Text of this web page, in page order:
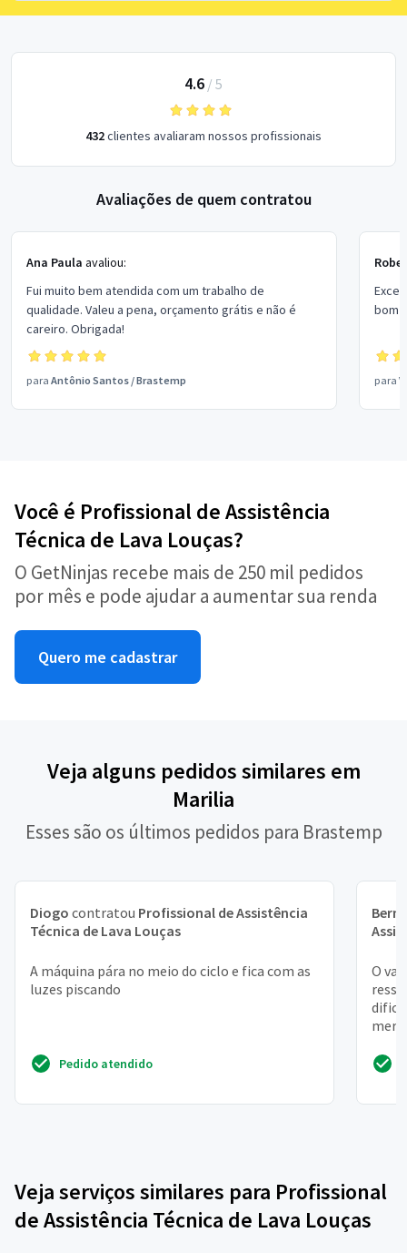
4.6 / 5
432clientes avaliaram nossos profissionais
Avaliações de quem contratou
Ana Paula avaliou:
Fui muito bem atendida com um trabalho de
qualidade. Valeu a pena, orçamento grátis e não é
careiro. Obrigada!
para Antônio Santos /Brastemp
bom
para
Você é Profissional de Assistência
Técnica de Lava Louças?
O GetNinjas recebe mais de 250 mil pedidos
por mês e pode ajudar a aumentar sua renda
Quero me cadastrar
Veja alguns pedidos similares em
Marilia
Esses são os últimos pedidos para Brastemp
Diogo contratou Profissional de Assistência
Técnica de Lava Louças
A máquina pára no meio do ciclo e fica com as
luzes piscando
Pedido atendido
O
Veja serviços similares para Profissional
de Assistência Técnica de Lava Louças